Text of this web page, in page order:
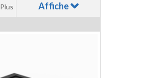
Plus Affiche